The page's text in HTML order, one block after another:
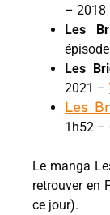
– 2018
Les
Les
2021 –
Les
1h52
Le manga
retrouver en
ce jour).